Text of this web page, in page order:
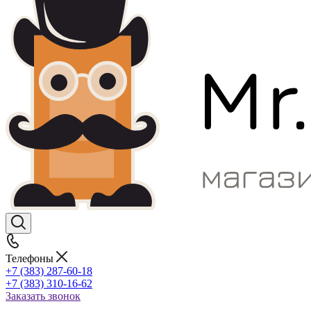
Телефоны
+7 (383) 287-60-18
+7 (383) 310-16-62
Заказать звонок